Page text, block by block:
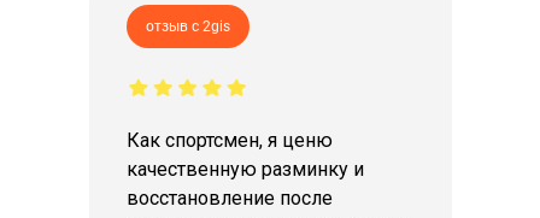
Как спортсмен, я ценю
качественную разминку и
восстановление после
отзыв с 2gis